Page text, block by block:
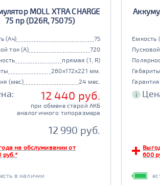
MOLL XTRA CHARGE
75 пр (D26R, 75075)
(Ач)
75
ток (А)
720
прямая (1, R)
260x172x221 мм.
(мес)
24 мес.
12 440 руб.
при обмене старой АКБ
аналогичного типоразмера
12 990 руб.
на обслуживании от
руб.*
есть в наличии
Емкость
Габариты
i
600